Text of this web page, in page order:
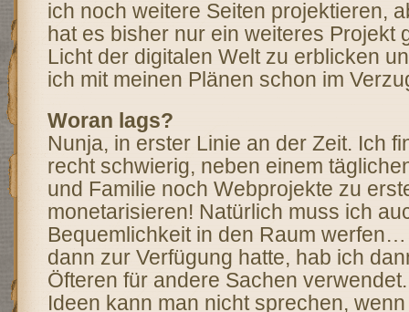
ich noch weitere Seiten projektieren,
hat es bisher nur ein weiteres Projekt
Licht der digitalen Welt zu erblicken
ich mit meinen Plänen schon im
Woran lags?
Nunja, in erster Linie an der Zeit. Ich
recht schwierig, neben einem
und Familie noch Webprojekte zu
monetarisieren! Natürlich muss ich
Bequemlichkeit in den Raum
dann zur Verfügung hatte, hab ich
Öfteren für andere Sachen
Ideen kann man nicht sprechen,